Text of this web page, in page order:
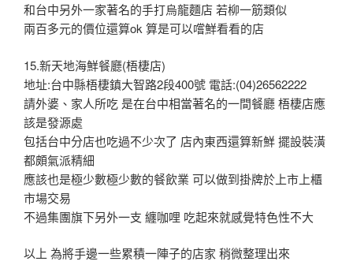
和台中另外一家著名的手打烏龍麵店 若柳一筋類似
兩百多元的價位還算ok 算是可以嚐鮮看看的店
15.新天地海鮮餐廳(梧棲店)
地址:台中縣梧棲鎮大智路2段400號 電話:(04)26562222
請外婆、家人所吃 是在台中相當著名的一間餐廳 梧棲店應
該是發源處
包括台中分店也吃過不少次了 店內東西還算新鮮 擺設裝潢
都頗氣派精細
應該也是極少數極少數的餐飲業 可以做到掛牌於上市上櫃
市場交易
不過集團旗下另外一支 纏咖哩 吃起來就感覺特色性不大
以上 為將手邊一些累積一陣子的店家 稍微整理出來